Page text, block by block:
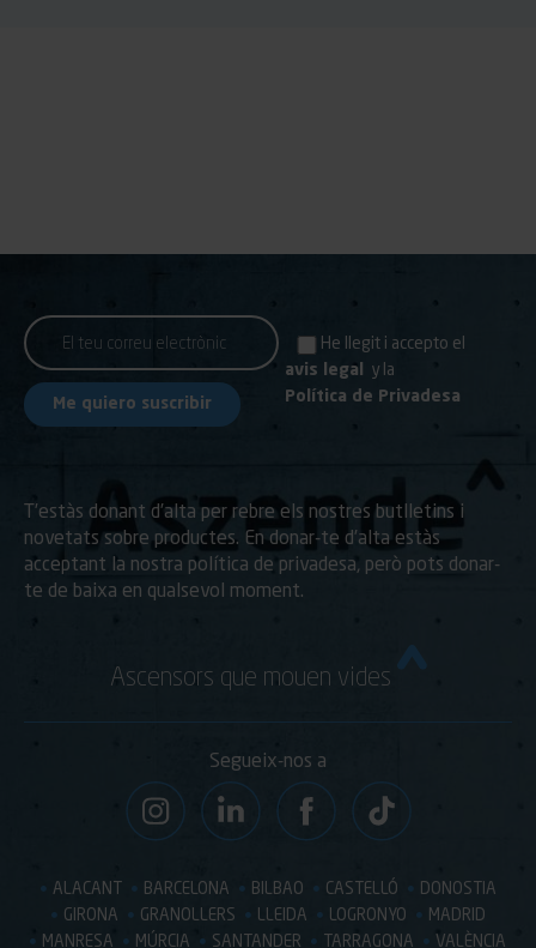
He llegit i accepto el
avis legal
y la
Política de Privadesa
T’estàs donant d’alta per rebre els nostres butlletins i
novetats sobre productes. En donar-te d’alta estàs
acceptant la nostra política de privadesa, però pots donar-
te de baixa en qualsevol moment.
Ascensors que mouen vides
Segueix-nos a
ALACANT BARCELONA BILBAO CASTELLÓ
DONOSTIA
GIRONA
GRANOLLERS LLEIDA LOGRONYO
MADRID
MANRESA
MÚRCIA SANTANDER TARRAGONA VALÈNCIA